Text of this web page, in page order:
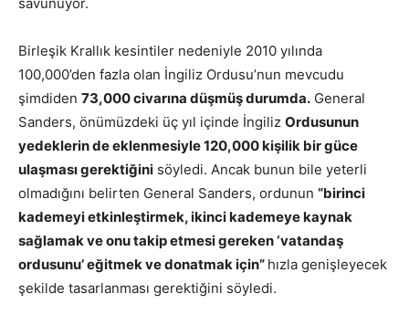
Birleşik Krallık kesintiler nedeniyle 2010 yılında
100,000’den fazla olan İngiliz Ordusu’nun mevcudu
şimdiden 73,000 civarına düşmüş durumda. General
Sanders, önümüzdeki üç yıl içinde İngiliz Ordusunun
yedeklerin de eklenmesiyle 120,000 kişilik bir güce
ulaşması gerektiğini söyledi. Ancak bunun bile yeterli
olmadığını belirten General Sanders, ordunun “birinci
kademeyi etkinleştirmek, ikinci kademeye kaynak
sağlamak ve onu takip etmesi gereken ‘vatandaş
ordusunu’ eğitmek ve donatmak için” hızla genişleyecek
şekilde tasarlanması gerektiğini söyledi.